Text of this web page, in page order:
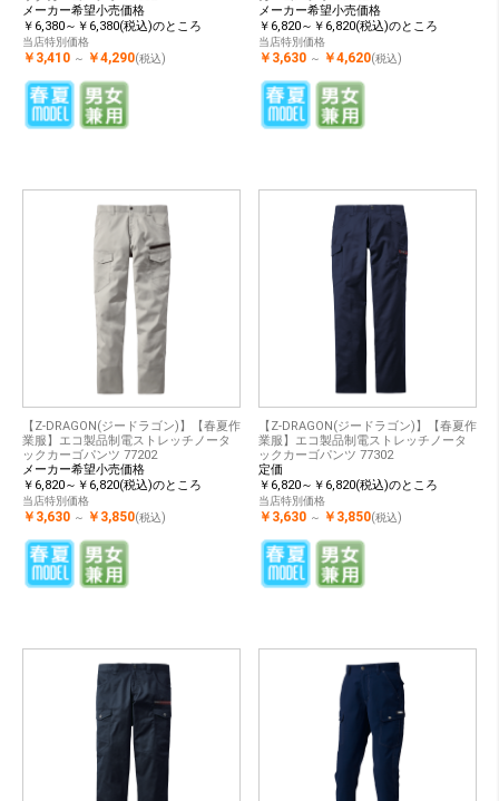
メーカー希望小売価格
￥6,380～￥6,380(税込)のところ
当店特別価格
￥3,410 ～ ￥4,290(税込)
メーカー希望小売価格
￥6,820～￥6,820(税込)のところ
当店特別価格
￥3,630 ～ ￥4,620(税込)
【Z-DRAGON(ジードラゴン)】【春夏作
業服】エコ製品制電ストレッチノータ
ックカーゴパンツ 77202
メーカー希望小売価格
￥6,820～￥6,820(税込)のところ
当店特別価格
￥3,630 ～ ￥3,850(税込)
【Z-DRAGON(ジードラゴン)】【春夏作
業服】エコ製品制電ストレッチノータ
ックカーゴパンツ 77302
定価
￥6,820～￥6,820(税込)のところ
当店特別価格
￥3,630 ～ ￥3,850(税込)